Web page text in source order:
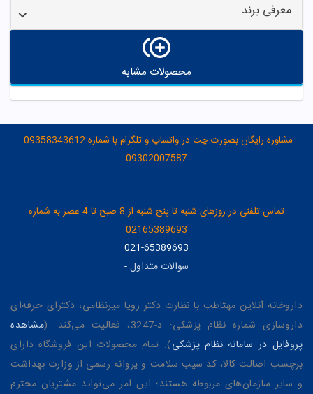
معرفی برند
محصولات مشابه
مشاوره رایگان بصورت چت در واتساپ و تلگرام با شماره 09358343612-
09302007587
تماس تلفنی در روزهای شنبه تا پنج شنبه از 8 صبح تا 4 عصر به شماره
02165389693
021-65389693
سوالات متداول-
داروخانه آنلاین مهتاطب با نظارت دکتر رویا میرنظامی، دکترای حرفه‌ای
داروسازی شماره نظام پزشکی: د-3247، فعالیت می‌کند. (
مشاهده
پروفایل در سامانه نظام پزشکی). تمام محصولات این فروشگاه دارای
برچسب اصالت کالا، کد سیب سلامت و پروانه رسمی از وزارت بهداشت
و سایر سازمان‌های مربوطه هستند؛ این امر می‌تواند مشتریان محترم